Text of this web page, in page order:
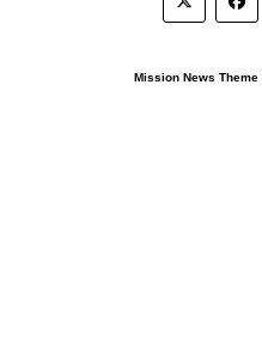
Mission News Theme